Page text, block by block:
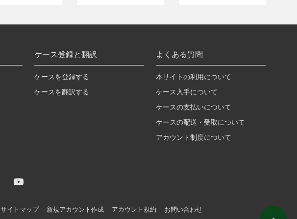
ケース登録と翻訳
ケースを登録する
ケースを翻訳する
よくある質問
本サイトの利用について
ケース入手について
ケースの支払いについて
ケースの配送・受取について
アカウント制度について
サイトマップ 新規アカウント作成 アカウント規約 お問い合わせ